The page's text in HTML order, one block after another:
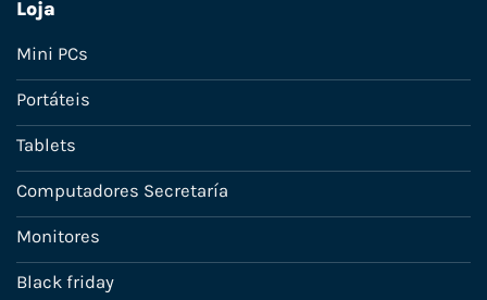
Loja
Mini PCs
Portáteis
Tablets
Computadores Secretaría
Monitores
Black friday